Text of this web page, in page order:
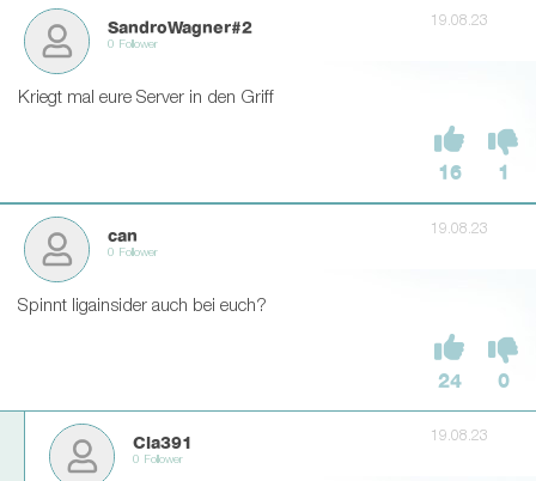
SandroWagner#2
0 Follower
19.08.23
Kriegt mal eure Server in den Griff
16 1
can
0 Follower
19.08.23
Spinnt ligainsider auch bei euch?
24 0
Cla391
0 Follower
19.08.23